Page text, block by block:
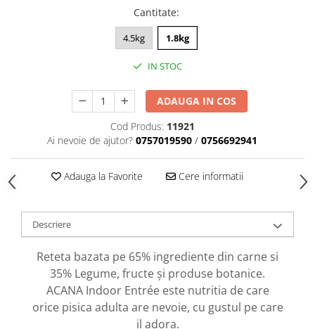
Saltele cu efect de racire
Cantitate:
4.5kg 1.8kg
IN STOC
ADAUGA IN COS
Cod Produs: 11921
Ai nevoie de ajutor? 0757019590 / 0756692941
Adauga la Favorite Cere informatii
Descriere
Reteta bazata pe 65% ingrediente din carne si
35% Legume, fructe și produse botanice.
ACANA Indoor Entrée este nutritia de care
orice pisica adulta are nevoie, cu gustul pe care
il adora.